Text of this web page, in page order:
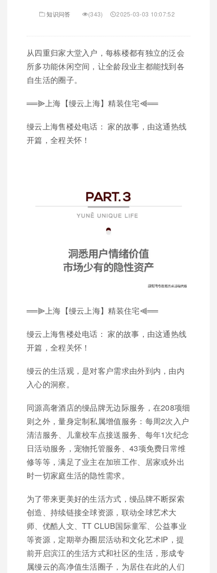
知识问答 (343) 2025-03-03 10:07:52
从四重归家大堂入户，每栋楼都有独立的泛会
所多功能休闲空间，让全龄段业主都能找到各
自生活的圈子。
══⫸上海【缦云上海】精装住宅⫷══
缦云上海售楼处电话： 家的故事，由这通热线
开篇，全程关怀！
══⫸上海【缦云上海】精装住宅⫷══
缦云上海售楼处电话： 家的故事，由这通热线
开篇，全程关怀！
缦云的生活观，是对客户需求由外到内，由内
入心的洞察。
同源高奢酒店的缦品牌无边际服务，在208项细
则之外，量身定制私属增值服务：每周2次入户
清洁服务、儿童校车点接送服务、每年1次纪念
日活动服务，宠物托管服务、43项免费日常维
修等等，满足了业主在加班工作、居家或外出
时一切家庭生活的隐性需求。
为了带来更美好的生活方式，缦品牌不断探索
创造、持续链接全球资源，联动全球艺术大
师、优酷人文、TT CLUB国际童军、公益事业
等资源，定期举办圈层活动和文化艺术IP，提
前开启滨江的生活方式和社区的生活，形成专
属缦云的高净值生活圈子，为居住在此的人们